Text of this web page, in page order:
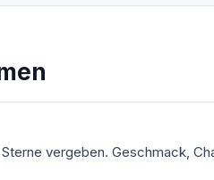
vergeben. Geschmack,